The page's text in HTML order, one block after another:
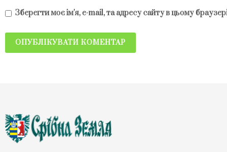
Зберегти моє ім'я, e-mail, та адресу сайту в цьому